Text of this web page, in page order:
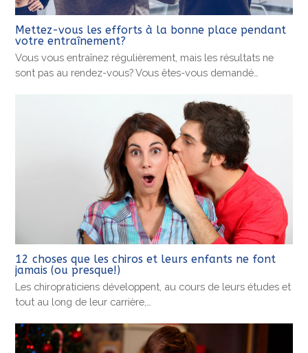
Mettez-vous les efforts à la bonne place pendant
votre entraînement?
Vous vous entraînez régulièrement, mais les résultats ne
sont pas au rendez-vous? Vous êtes-vous demandé…
12 choses que les chiros et leurs enfants ne font
jamais (ou presque!)
Les chiropraticiens développent, au cours de leurs études et
tout au long de leur carrière,…